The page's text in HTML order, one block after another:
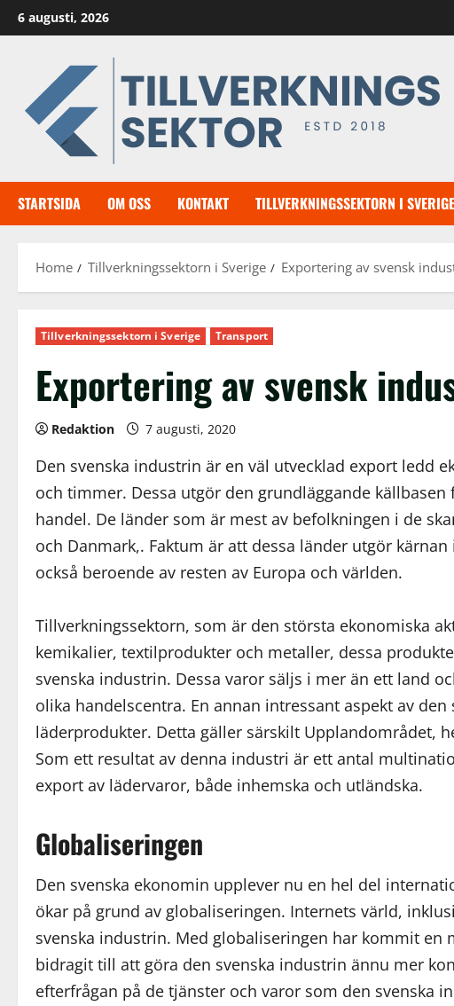
Skip
to
6 augusti, 2026
STARTSIDA OM OSS KONTAKT TILLVERKNINGSSEKTORN I SVERIGE
Home Tillverkningssektorn i Sverige Exportering av svensk
Tillverkningssektorn i Sverige Transport
Exportering av svensk
Redaktion 7 augusti, 2020
Den svenska industrin är en väl utvecklad export ledd
och timmer. Dessa utgör den grundläggande
handel. De länder som är mest av befolkningen i de
och Danmark,. Faktum är att dessa länder utgör
också beroende av resten av Europa och världen.
Tillverkningssektorn, som är den största ekonomiska
kemikalier, textilprodukter och metaller, dessa
svenska industrin. Dessa varor säljs i mer än ett land
olika handelscentra. En annan intressant aspekt av
läderprodukter. Detta gäller särskilt Upplandområdet,
Som ett resultat av denna industri är ett antal
export av lädervaror, både inhemska och utländska.
Globaliseringen
Den svenska ekonomin upplever nu en hel del
ökar på grund av globaliseringen. Internets värld,
svenska industrin. Med globaliseringen har kommit en
bidragit till att göra den svenska industrin ännu mer
efterfrågan på de tjänster och varor som den svenska